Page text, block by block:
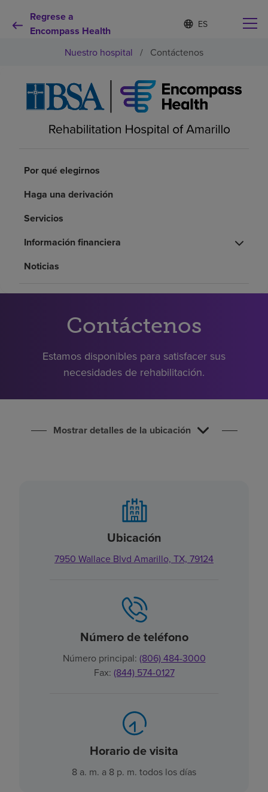
Regrese a
Encompass Health
Lista
de
contraída
d
o
s
e
l
c
Por qué debe elegirnos
Pacientes y cuidadores
Acerca de nosotros
Nuestro hospital / Contáctenos
Por qué elegirnos
Haga una derivación
Servicios
Información financiera
Noticias
Contáctenos
Estamos disponibles para satisfacer sus
necesidades de rehabilitación.
Mostrar detalles de la ubicación
Ubicación
7950 Wallace Blvd Amarillo, TX, 79124
Número de teléfono
Número principal: (806) 484-3000
Fax: (844) 574-0127
Horario de visita
8 a. m. a 8 p. m. todos los días